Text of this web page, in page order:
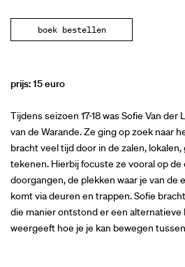
boek bestellen
prijs: 15 euro
Tijdens seizoen 17-18 was Sofie Van
van de Warande. Ze ging op zoek naar
bracht veel tijd door in de zalen,
tekenen. Hierbij focuste ze vooral op de
doorgangen, de plekken waar je van de
komt via deuren en trappen. Sofie
die manier ontstond er een alternatieve
weergeeft hoe je je kan bewegen